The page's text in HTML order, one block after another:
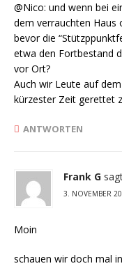
@Nico: und wenn bei
dem verrauchten
bevor die
etwa den Fortbestand
vor Ort?
Auch wir Leute auf
kürzester Zeit gerettet
ANTWORTEN
Frank G
3. NOVEMBER
Moin
schauen wir doch mal